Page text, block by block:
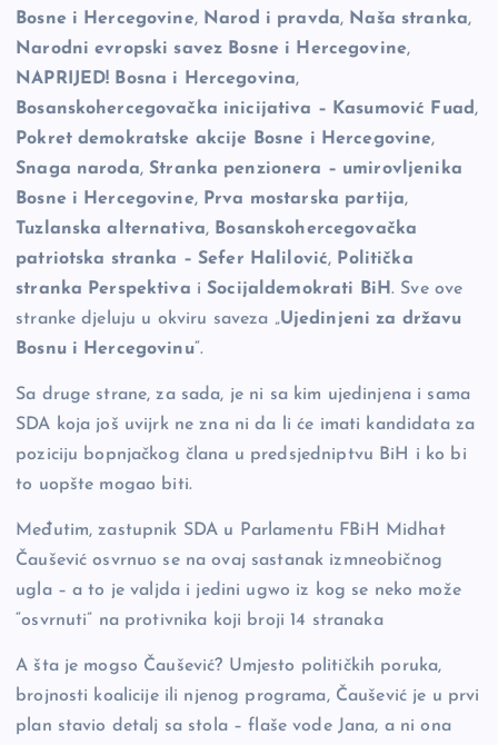
Bosne i Hercegovine, Narod i pravda, Naša stranka,
Narodni evropski savez Bosne i Hercegovine,
NAPRIJED! Bosna i Hercegovina,
Bosanskohercegovačka inicijativa – Kasumović Fuad ,
Pokret demokratske akcije Bosne i Hercegovine,
Snaga naroda,Stranka penzionera – umirovljenika
Bosne i Hercegovine, Prva mostarska partija,
Tuzlanska alternativa, Bosanskohercegovačka
patriotska stranka – Sefer Halilović, Politička
stranka Perspektiva iSocijaldemokrati BiH. Sve ove
stranke djeluju u okviru saveza „Ujedinjeni za državu
Bosnu i Hercegovinu“.
Sa druge strane, za sada, je ni sa kim ujedinjena i sama
SDA koja još uvijrk ne zna ni da li će imati kandidata za
poziciju bopnjačkog člana u predsjedniptvu BiH i ko bi
to uopšte mogao biti.
Međutim, zastupnik SDA u Parlamentu FBiH Midhat
Čaušević osvrnuo se na ovaj sastanak izmneobičnog
ugla – a to je valjda i jedini ugwo iz kog se neko može
“osvrnuti” na protivnika koji broji 14 stranaka
A šta je mogso Čaušević? Umjesto političkih poruka,
brojnosti koalicije ili njenog programa, Čaušević je u prvi
plan stavio detalj sa stola – flaše vode Jana, a ni ona